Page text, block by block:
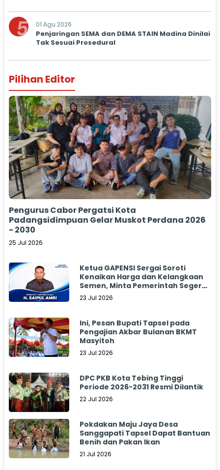
5 01 Agu 2026
Penjaringan SEMA dan DEMA STAIN Madina Dinilai
Tak Sesuai Prosedural
Pilihan Editor
Pengurus Cabor Pergatsi Kota
Padangsidimpuan Gelar Muskot Perdana 2026
- 2030
25 Jul 2026
Ketua GAPENSI Sergai Soroti
Kenaikan Harga dan Kelangkaan
Semen, Minta Pemerintah Segera
Bertindak
23 Jul 2026
Ini, Pesan Bupati Tapsel pada
Pengajian Akbar Bulanan BKMT
Masyitoh
23 Jul 2026
DPC PKB Kota Tebing Tinggi
Periode 2026-2031 Resmi Dilantik
22 Jul 2026
Pokdakan Maju Jaya Desa
Sanggapati Tapsel Dapat Bantuan
Benih dan Pakan Ikan
21 Jul 2026